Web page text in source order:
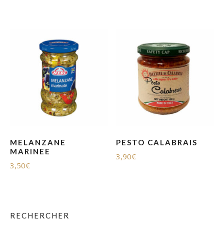
MELANZANE
MARINEE
3,50€
PESTO CALABRAIS
3,90€
RECHERCHER